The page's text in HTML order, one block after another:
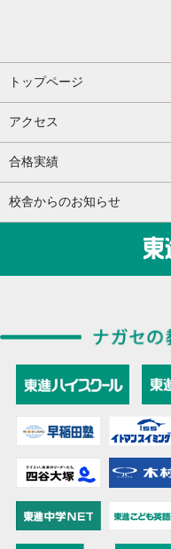
トップページ
アクセス
合格実績
校舎からのお知らせ